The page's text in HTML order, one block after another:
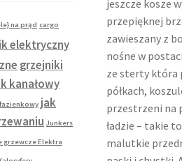
jeszcze kosze
przepięknej
zawieszany z
nośne w
ze sterty która
półkach,
przestrzeni na
ładzie – takie
malutkie
na prąd cargo
elektryczny
grzejniki
kanałowy
jak
Junkers
grzewcze Elektra